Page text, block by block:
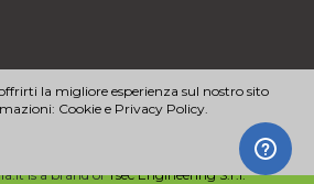
is a brand ofTsec Engineering S.r.l.
la migliore esperienza sul nostro sito
Cookie e Privacy Policy.